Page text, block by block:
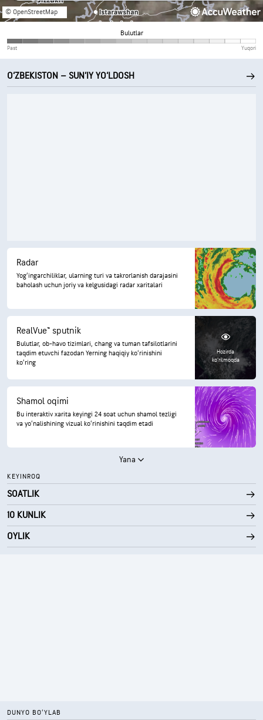
© OpenStreetMap
Bulutlar
Past Yuqori
O‘ZBEKISTON – SUN’IY YO‘LDOSH
Radar
Yogʻingarchiliklar, ularning turi va takrorlanish darajasini
baholash uchun joriy va kelgusidagi radar xaritalari
RealVue™ sputnik
Bulutlar, ob-havo tizimlari, chang va tuman tafsilotlarini
taqdim etuvchi fazodan Yerning haqiqiy koʻrinishini
koʻring
Hozirda
koʻrilmoqda
Shamol oqimi
Bu interaktiv xarita keyingi 24 soat uchun shamol tezligi
va yoʻnalishining vizual koʻrinishini taqdim etadi
Yana
KEYINROQ
SOATLIK
10 KUNLIK
OYLIK
DUNYO BOʻYLAB